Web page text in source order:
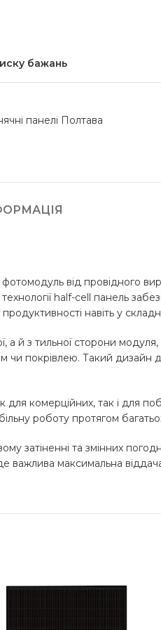
бажань
панелі Полтава
від провідного
half-cell панель
навіть у
й з тильної сторони
чи покрівлею. Такий дизайн
комерційних, так і для
роботу протягом
затіненні та змінних
важлива максимальна